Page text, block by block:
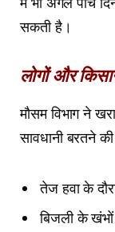
सकती है।
लोगों और
मौसम विभाग ने
सावधानी बरतने
तेज हवा के
बिजली के